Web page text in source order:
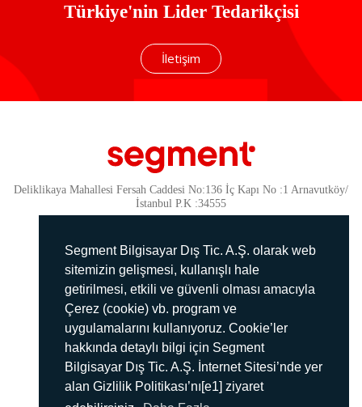
Segment Bilgisayar Dış Tic. A.Ş. olarak web
sitemizin gelişmesi, kullanışlı hale
getirilmesi, etkili ve güvenli olması amacıyla
Çerez (cookie) vb. program ve
uygulamalarını kullanıyoruz. Cookie’ler
hakkında detaylı bilgi için Segment
Bilgisayar Dış Tic. A.Ş. İnternet Sitesi’nde yer
alan Gizlilik Politikası’nı[e1] ziyaret
Türkiye'nin Lider Tedarikçisi
İletişim
Deliklikaya Mahallesi Fersah Caddesi No:136 İç Kapı No :1 Arnavutköy/
İstanbul P.K :34555
Güvenlik
KVKK Politikamız
Gizlilik Politikamız
Aydınlatma Metni
İmha Politikası
444 78 99
info@segment.com.tr